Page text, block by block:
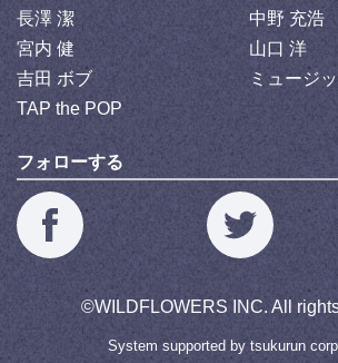
長澤 潔
中野 充浩
宮内 健
山口 洋
吉田 ボブ
ミュージ
TAP the POP
フォローする
©WILDFLOWERS INC. All
System supported by tsukurun